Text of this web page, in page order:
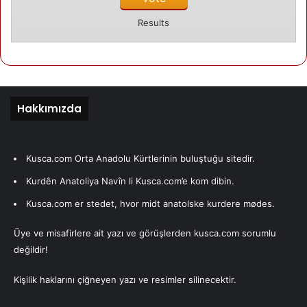
Kusca.com’ada yeni atılımları atmaya imkan sağlamaktadır.
Kusca_video bölümü ile amacımız, Kusca.com dostlarının
kendi video çalışma larını Kusca.com’a eklemeleridir.
Umarız bu çalışmamız Kusca.com dostları arasındaki
dileğiyle.Selamlar.
Yazarımız
Celal Deveci
ve Cihanbeyli'de yaptı. Lise ve üniversite
Results
Hakkımızda
Kusca.com Orta Anadolu Kürtlerinin buluştuğu sitedir.
Kurdên Anatoliya Navîn li Kusca.com’e kom dibin.
Kusca.com er stedet, hvor midt anatolske kurdere mødes.
Üye ve misafirlere ait yazı ve görüşlerden kusca.com sorumlu
değildir!
Kişilik haklarını çiğneyen yazı ve resimler silinecektir.